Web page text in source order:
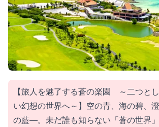
【旅人を魅了する蒼の楽園 ～二つと
い幻想の世界へ～】空の青、海の碧、
の藍―。未だ誰も知らない「蒼の世界